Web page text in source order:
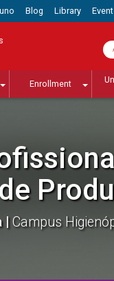
Blog Library
Enrollment
Campus